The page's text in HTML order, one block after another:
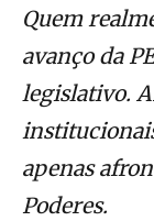
Quem
avanço da
legislativo.
apenas
Poderes.